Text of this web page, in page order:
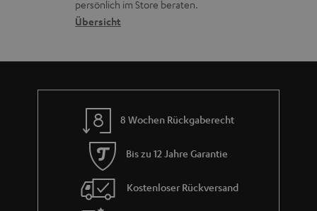
s
a
d
G
r
a
n
t
n
persönlich im Store beraten.
Übersicht
8 Wochen Rückgaberecht
Bis zu 12 Jahre Garantie
Kostenloser Rückversand